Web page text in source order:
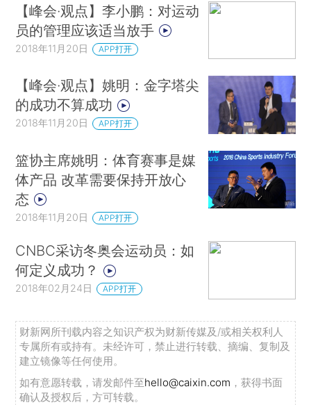
【峰会·观点】李小鹏：对运动
员的管理应该适当放手
2018年11月20日 APP打开
【峰会·观点】姚明：金字塔尖
的成功不算成功
2018年11月20日 APP打开
篮协主席姚明：体育赛事是媒
体产品 改革需要保持开放心
态
2018年11月20日 APP打开
CNBC采访冬奥会运动员：如
何定义成功？
2018年02月24日 APP打开
财新网所刊载内容之知识产权为财新传媒及/或相关权利人
专属所有或持有。未经许可，禁止进行转载、摘编、复制及
建立镜像等任何使用。
如有意愿转载，请发邮件至hello@caixin.com ，获得书面
确认及授权后，方可转载。